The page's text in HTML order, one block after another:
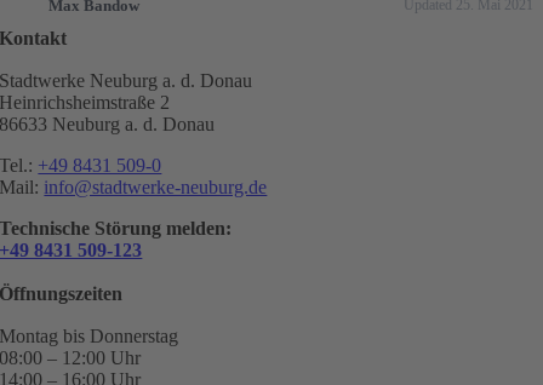
Max Bandow Updated 25. Mai 2021
Kontakt
Stadtwerke Neuburg a. d. Donau
Heinrichsheimstraße 2
86633 Neuburg a. d. Donau
Tel.: +49 8431 509-0
Mail: info@stadtwerke-neuburg.de
Technische Störung melden:
+49 8431 509-123
Öffnungszeiten
Montag bis Donnerstag
08:00 – 12:00 Uhr
14:00 – 16:00 Uhr